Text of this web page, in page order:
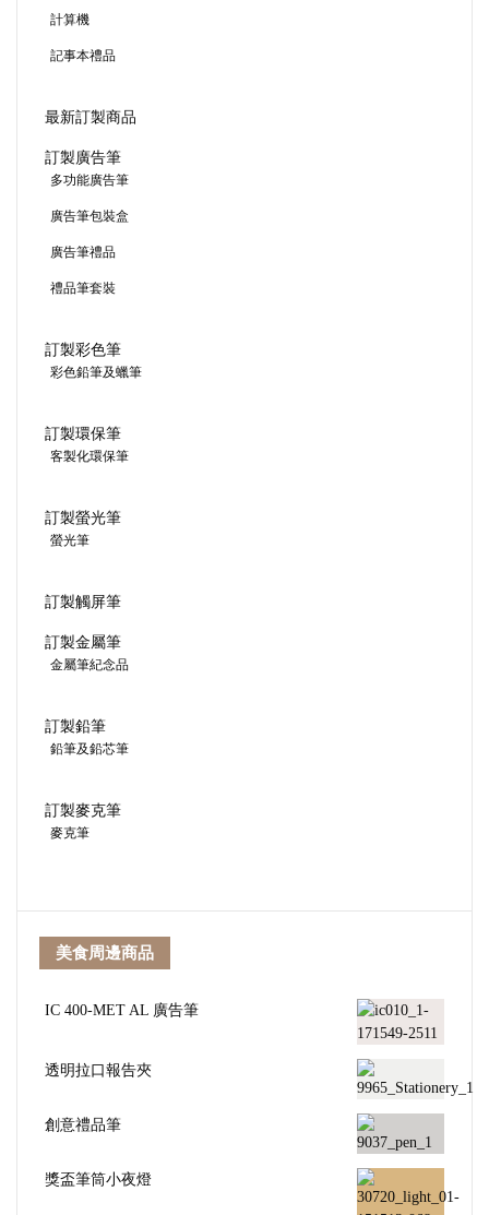
計算機
記事本禮品
最新訂製商品
訂製廣告筆
多功能廣告筆
廣告筆包裝盒
廣告筆禮品
禮品筆套裝
訂製彩色筆
彩色鉛筆及蠟筆
訂製環保筆
客製化環保筆
訂製螢光筆
螢光筆
訂製觸屏筆
訂製金屬筆
金屬筆紀念品
訂製鉛筆
鉛筆及鉛芯筆
訂製麥克筆
麥克筆
美食周邊商品
IC 400-MET AL 廣告筆
透明拉口報告夾
創意禮品筆
獎盃筆筒小夜燈